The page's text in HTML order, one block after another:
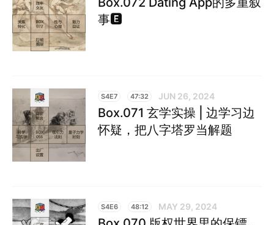
事🅴
S4E7 47:32 JUN 26, 2024
Box.071 玄学实操 | 边学习边
怀疑，把八字塔罗当解题
S4E6 48:12 MAY 29, 2024